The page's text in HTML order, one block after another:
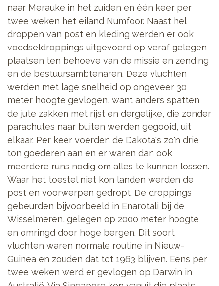
naar Merauke in het zuiden en één keer per
twee weken het eiland Numfoor. Naast hel
droppen van post en kleding werden er ook
voedseldroppings uitgevoerd op veraf gelegen
plaatsen ten behoeve van de missie en zending
en de bestuursambtenaren. Deze vluchten
werden met lage snelheid op ongeveer 30
meter hoogte gevlogen, want anders spatten
de jute zakken met rijst en dergelijke, die zonder
parachutes naar buiten werden gegooid, uit
elkaar. Per keer voerden de Dakota's zo'n drie
ton goederen aan en er waren dan ook
meerdere runs nodig om alles te kunnen lossen.
Waar het toestel niet kon landen werden de
post en voorwerpen gedropt. De droppings
gebeurden bijvoorbeeld in Enarotali bij de
Wisselmeren, gelegen op 2000 meter hoogte
en omringd door hoge bergen. Dit soort
vluchten waren normale routine in Nieuw-
Guinea en zouden dat tot 1963 blijven. Eens per
twee weken werd er gevlogen op Darwin in